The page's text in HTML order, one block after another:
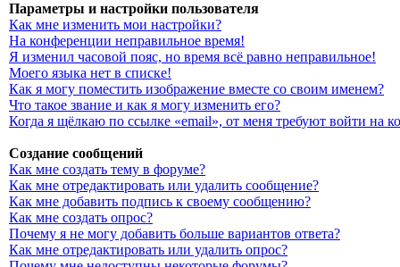
Параметры и настройки пользователя
Как мне изменить мои настройки?
На конференции неправильное время!
Я изменил часовой пояс, но время всё равно неправильное!
Моего языка нет в списке!
Как я могу поместить изображение вместе со своим именем?
Что такое звание и как я могу изменить его?
Когда я щёлкаю по ссылке «email», от меня требуют войти на
Создание сообщений
Как мне создать тему в форуме?
Как мне отредактировать или удалить сообщение?
Как мне добавить подпись к своему сообщению?
Как мне создать опрос?
Почему я не могу добавить больше вариантов ответа?
Как мне отредактировать или удалить опрос?